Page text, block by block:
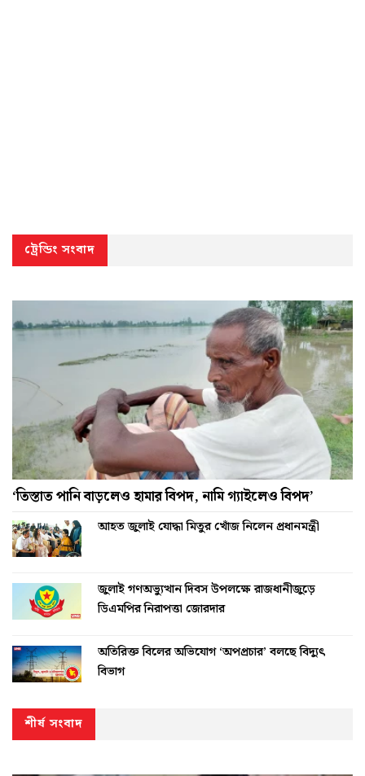
ট্রেন্ডিং সংবাদ
‘তিস্তাত পানি বাড়লেও হামার বিপদ, নামি গ্যাইলেও বিপদ’
আহত জুলাই যোদ্ধা মিতুর খোঁজ নিলেন প্রধানমন্ত্রী
জুলাই গণঅভ্যুত্থান দিবস উপলক্ষে রাজধানীজুড়ে
ডিএমপির নিরাপত্তা জোরদার
অতিরিক্ত বিলের অভিযোগ ‘অপপ্রচার’ বলছে বিদ্যুৎ
বিভাগ
শীর্ষ সংবাদ